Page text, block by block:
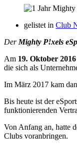
gelistet in Club
Der Mighty P!xels
Am 19. Oktober 2016
die sich als
Im März 2017 kam
Bis heute ist der
funktionierenden
Von Anfang an, hatte
Clubs voranbringen.